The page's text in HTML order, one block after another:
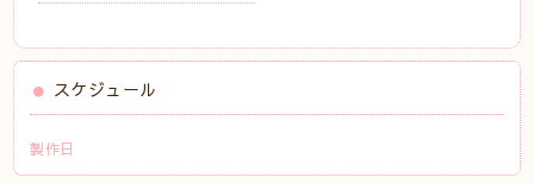
スケジュール
製作日